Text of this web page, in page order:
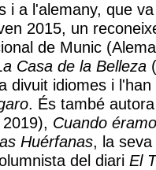
i a l'alemany, que
2015, un
de Munic
Casa de la Belleza
divuit idiomes i
. És també
Cuando
Huérfanas, la seva
del diari El